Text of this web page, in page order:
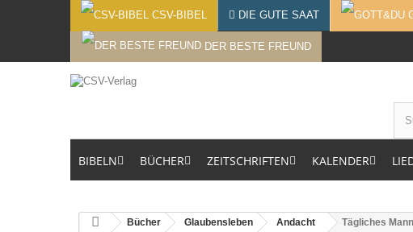
CSV-BIBEL DIE GUTE SAAT
DER BESTE FREUND
BIBELN BÜCHER ZEITSCHRIFTEN KALENDER
Bücher Glaubensleben Andacht Tägliches